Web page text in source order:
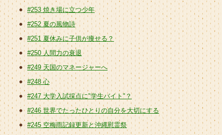
#253 焼き場に立つ少年
#252 夏の風物詩
#251 夏休みに子供が痩せる？
#250 人間力の衰退
#249 天国のマネージャーへ
#248 心
#247 大学入試採点に"学生バイト"？
#246 世界でたったひとりの自分を大切にする
#245 空梅雨記録更新と沖縄慰霊祭